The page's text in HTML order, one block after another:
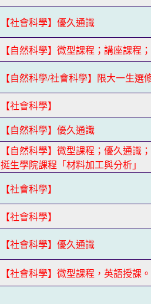
【社會科學】優久通識
【自然科學】微型課程；講座課程
【自然科學/社會科學】限大一生選
【社會科學】
【自然科學】優久通識
【自然科學】微型課程；優久通識
挺生學院課程「材料加工與分析」
【社會科學】
【社會科學】
【社會科學】優久通識
【社會科學】微型課程，英語授課